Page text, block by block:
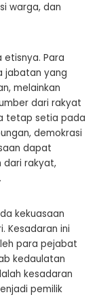
warga, dan
etisnya. Para
jabatan yang
melainkan
dari rakyat
tetap setia pada
demokrasi
dapat
dari rakyat,
kekuasaan
Kesadaran ini
para pejabat
kedaulatan
kesadaran
pemilik